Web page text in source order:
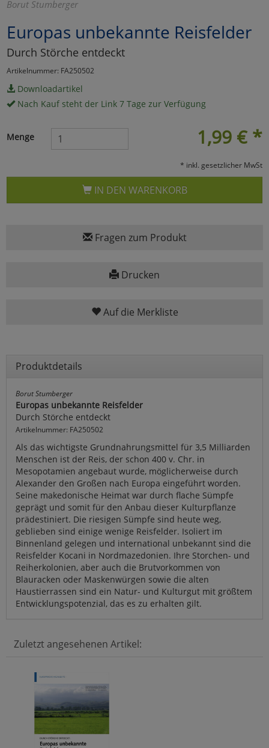
Borut Stumberger
Europas unbekannte Reisfelder
Durch Störche entdeckt
Artikelnummer: FA250502
Downloadartikel
Nach Kauf steht der Link 7 Tage zur Verfügung
1,99 € *
Menge
* inkl. gesetzlicher MwSt
IN DEN WARENKORB
Fragen zum Produkt
Drucken
Auf die Merkliste
Produktdetails
Borut Stumberger
Europas unbekannte Reisfelder
Durch Störche entdeckt
Artikelnummer: FA250502
Als das wichtigste Grundnahrungsmittel für 3,5 Milliarden
Menschen ist der Reis, der schon 400 v. Chr. in
Mesopotamien angebaut wurde, möglicherweise durch
Alexander den Großen nach Europa eingeführt worden.
Seine makedonische Heimat war durch flache Sümpfe
geprägt und somit für den Anbau dieser Kulturpflanze
prädestiniert. Die riesigen Sümpfe sind heute weg,
geblieben sind einige wenige Reisfelder. Isoliert im
Binnenland gelegen und international unbekannt sind die
Reisfelder Kocani in Nordmazedonien. Ihre Storchen- und
Reiherkolonien, aber auch die Brutvorkommen von
Blauracken oder Maskenwürgen sowie die alten
Haustierrassen sind ein Natur- und Kulturgut mit größtem
Entwicklungspotenzial, das es zu erhalten gilt.
Zuletzt angesehenen Artikel:
Umfragetools
Cookies
Alle Akzeptieren
Cookies
Einstellungen speichern
zurück